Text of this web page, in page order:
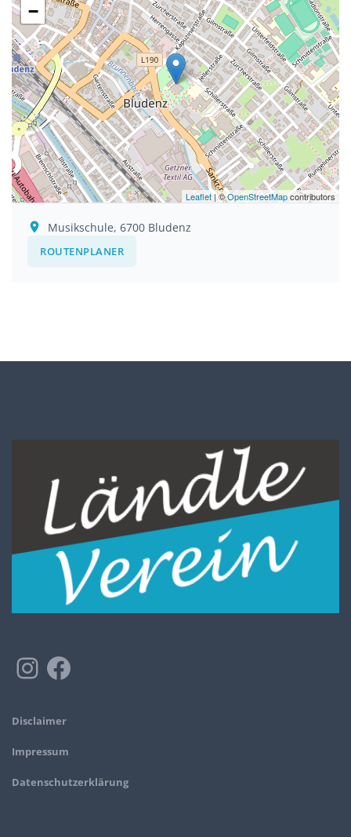
−
Leaflet| ©OpenStreetMapcontributors
Musikschule, 6700 Bludenz
ROUTENPLANER
Disclaimer
Impressum
Datenschutzerklärung